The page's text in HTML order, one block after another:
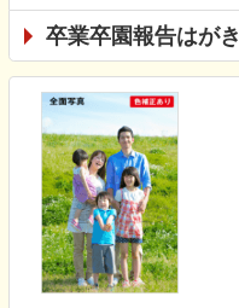
卒業卒園報告はがき